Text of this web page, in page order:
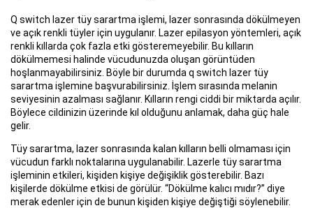
Q switch lazer tüy sarartma işlemi, lazer sonrasında dökülmeyen
ve açık renkli tüyler için uygulanır. Lazer epilasyon yöntemleri, açık
renkli kıllarda çok fazla etki gösteremeyebilir. Bu kılların
dökülmemesi halinde vücudunuzda oluşan görüntüden
hoşlanmayabilirsiniz. Böyle bir durumda q switch lazer tüy
sarartma işlemine başvurabilirsiniz. İşlem sırasında melanin
seviyesinin azalması sağlanır. Kılların rengi ciddi bir miktarda açılır.
Böylece cildinizin üzerinde kıl olduğunu anlamak, daha güç hale
gelir.
Tüy sarartma, lazer sonrasında kalan kılların belli olmaması için
vücudun farklı noktalarına uygulanabilir. Lazerle tüy sarartma
işleminin etkileri, kişiden kişiye değişiklik gösterebilir. Bazı
kişilerde dökülme etkisi de görülür. “Dökülme kalıcı mıdır?” diye
merak edenler için de bunun kişiden kişiye değiştiği söylenebilir.